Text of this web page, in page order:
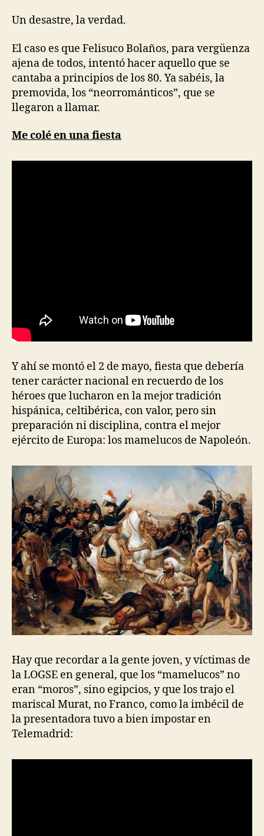
Un desastre, la verdad.
El caso es que Felisuco Bolaños, para vergüenza
ajena de todos, intentó hacer aquello que se
cantaba a principios de los 80. Ya sabéis, la
premovida, los “neorrománticos”, que se
llegaron a llamar.
Me colé en una fiesta
Y ahí se montó el 2 de mayo, fiesta que debería
tener carácter nacional en recuerdo de los
héroes que lucharon en la mejor tradición
hispánica, celtibérica, con valor, pero sin
preparación ni disciplina, contra el mejor
ejército de Europa: los mamelucos de Napoleón.
Hay que recordar a la gente joven, y víctimas de
la LOGSE en general, que los “mamelucos” no
eran “moros”, sino egipcios, y que los trajo el
mariscal Murat, no Franco, como la imbécil de
la presentadora tuvo a bien impostar en
Telemadrid: